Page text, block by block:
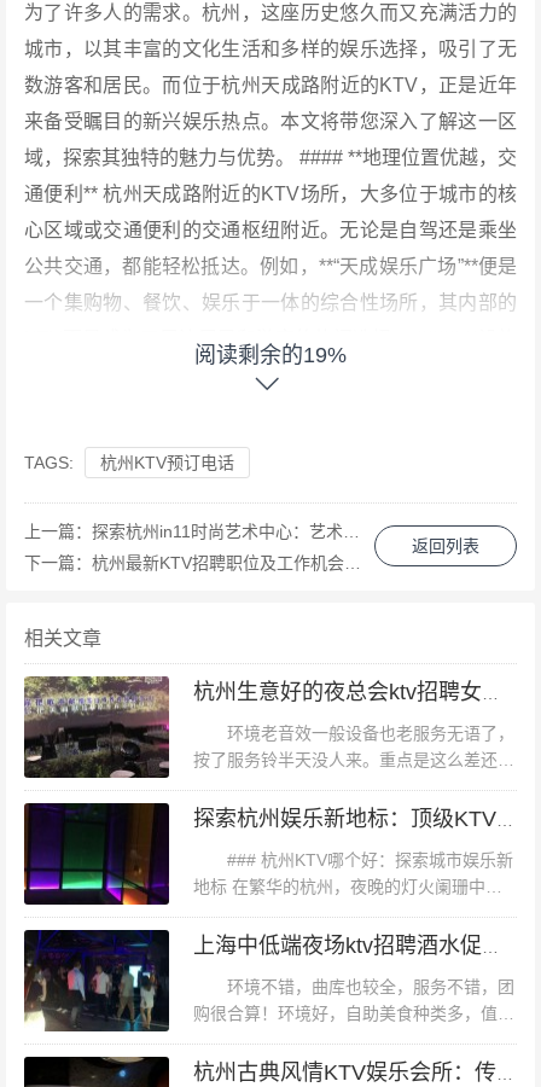
为了许多人的需求。杭州，这座历史悠久而又充满活力的
城市，以其丰富的文化生活和多样的娱乐选择，吸引了无
数游客和居民。而位于杭州天成路附近的KTV，正是近年
来备受瞩目的新兴娱乐热点。本文将带您深入了解这一区
域，探索其独特的魅力与优势。 #### **地理位置优越，交
通便利** 杭州天成路附近的KTV场所，大多位于城市的核
心区域或交通便利的交通枢纽附近。无论是自驾还是乘坐
公共交通，都能轻松抵达。例如，**“天成娱乐广场”**便是
一个集购物、餐饮、娱乐于一体的综合性场所，其内部的
KTV更是成为了周边居民和游客的热门选择。 #### **设施
齐全，服务一流** 这些KTV场所不仅提供高品质的音响设
*“悦音坊KTV”**以其先进的音响系统和专业的点歌系统赢
得了众多音乐爱好者的青睐。此外，许多KTV还推出了会
员制度和各种优惠活动，如生日优惠、团体折扣等，让顾
客在享受音乐的同时，也能感受到实实在在的优惠。 ####
所风格各异，从传统的中式风格到现代简约风格，应有尽
有。例如，**“天籁之音KTV”**以其古色古香的装饰和传统
的点歌方式，吸引了大量喜欢传统文化的顾客；而**“潮流
汇KTV”**则以其时尚的设计和前沿的娱乐设施，成为了年
轻人的首选。 #### **案例分析：某知名KTV的成功秘诀**
以**“天成娱乐广场”**为例，该场所的成功在于其多元化的
服务和独特的营销策略。除了提供高品质的娱乐设施外，
还定期举办各种主题活动，如歌手大赛、音乐分享会等，
吸引了大量音乐爱好者和文艺青年。此外，该场所还注重
线上宣传，通过社交媒体和在线预订平台，扩大了其知名
度和影响力。 #### **总结** 杭州天成路附近的KTV场所凭
借其优越的地理位置、完善的服务设施和多样化的选择，
成为了市民和游客的热门选择。无论是家庭聚会、朋友聚
阅读剩余的19%
TAGS: 杭州KTV预订电话
返回列表
上一篇： 探索杭州in11时尚艺术中心：艺术与潮流的交汇之地
下一篇： 杭州最新KTV招聘职位及工作机会探索
相关文章
环境老音效一般设备也老服务无语了，
按了服务铃半天没人来。重点是这么差还这
么贵，真的是被坑飞了。不会再来。相当
赞！日语歌特别多！我要的都有！歌特别
### 杭州KTV哪个好：探索城市娱乐新
地标 在繁华的杭州，夜晚的灯火阑珊中，
KTV成为了人们放松心情、享受音乐、社交
互动的理想场所。那么，面对琳琅满目的选
环境不错，曲库也较全，服务不错，团
购很合算！环境好，自助美食种类多，值得
推荐工作三进三出KTV，找不到包房出来在
水吧问p6包间在哪，他随便指进去往右走，